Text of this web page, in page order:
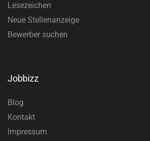
Lesezeichen
Neue Stellenanzeige
Bewerber suchen
Jobbizz
Blog
Kontakt
Impressum